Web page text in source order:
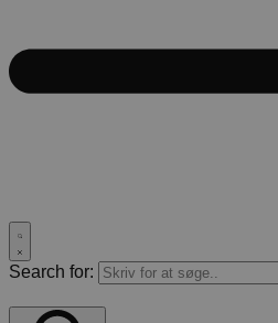
Search for: